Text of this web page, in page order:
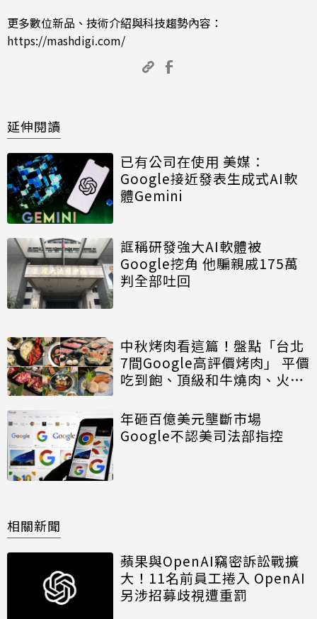
更多數位新品、技術介紹與科技趨勢內容：
https://mashdigi.com/
延伸閱讀
已有公司在使用 美媒：
Google接近發表生成式AI軟
體Gemini
誆稱研發強大AI軟體被
Google挖角 他騙親戚175萬
判全部吐回
中秋烤肉看這篇！盤點「台北
7間Google高評價烤肉」 平價
吃到飽、頂級和牛燒肉、火烤
年砸百億美元壟斷市場
Google不認美司法部指控
相關新聞
蘋果與OpenAI竊密訴訟戰擴
大！11名前員工捲入 OpenAI
另涉招募歧視遭重罰